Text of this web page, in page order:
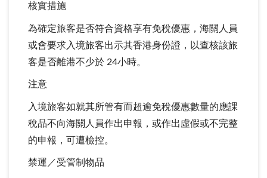
核實措施
為確定旅客是否符合資格享有免稅優惠，海關人員
或會要求入境旅客出示其香港身份證，以查核該旅
客是否離港不少於 24小時。
注意
入境旅客如就其所管有而超逾免稅優惠數量的應課
稅品不向海關人員作出申報，或作出虛假或不完整
的申報，可遭檢控。
禁運／受管制物品